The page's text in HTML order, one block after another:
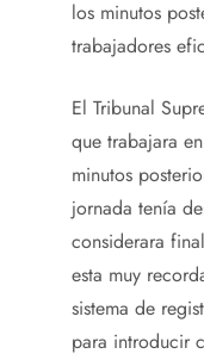
los minutos
trabajadores
El Tribunal
que trabajara
minutos
jornada tenía
considerara
esta muy
sistema de
para introducir